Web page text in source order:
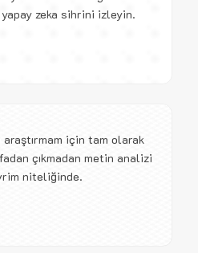
zeka sihrini izleyin.
için tam olarak
çıkmadan metin analizi
niteliğinde.